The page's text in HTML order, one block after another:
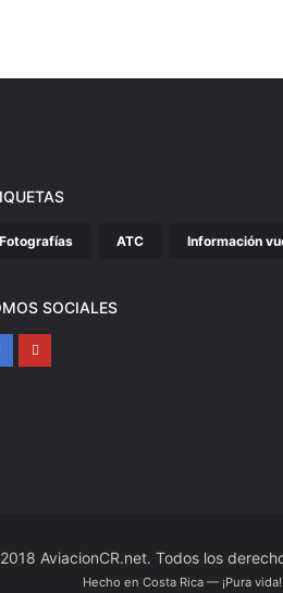
Fotografías ATC Información
SOCIALES
AviacionCR.net. Todos los
Hecho en Costa Rica — ¡Pura vida!